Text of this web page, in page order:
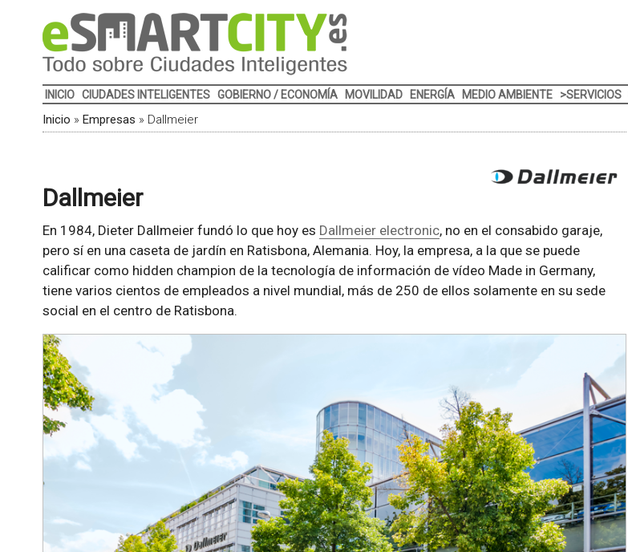
INICIO CIUDADES INTELIGENTES GOBIERNO / ECONOMÍA MOVILIDAD ENERGÍA MEDIO AMBIENTE >SERVICIOS
Inicio » Empresas » Dallmeier
Dallmeier
En 1984, Dieter Dallmeier fundó lo que hoy es Dallmeier electronic, no en el consabido garaje,
pero sí en una caseta de jardín en Ratisbona, Alemania. Hoy, la empresa, a la que se puede
calificar como hidden champion de la tecnología de información de vídeo Made in Germany,
tiene varios cientos de empleados a nivel mundial, más de 250 de ellos solamente en su sede
social en el centro de Ratisbona.